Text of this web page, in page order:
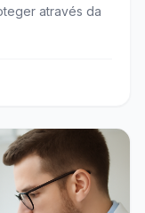
através da